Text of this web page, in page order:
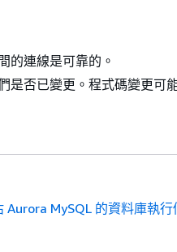
的連線是可靠的。
是否已變更。程式碼變更可
MySQL 的資料庫執行